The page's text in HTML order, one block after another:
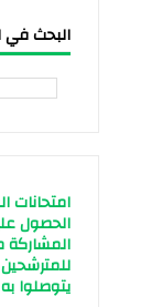
البحث في
امتحانات
الحصول
المشاركة
يتوصلوا